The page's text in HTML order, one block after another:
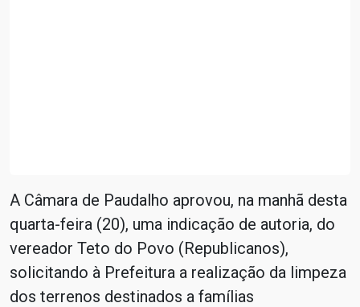
A Câmara de Paudalho aprovou, na manhã desta
quarta-feira (20), uma indicação de autoria, do
vereador Teto do Povo (Republicanos),
solicitando à Prefeitura a realização da limpeza
dos terrenos destinados a famílias